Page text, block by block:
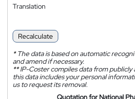
Translation
Recalculate
*The data is based on automatic
and amend if necessary.
**IP-Coster compiles data from publicly
this data includes your personal
us to request its removal.
Quotation for National